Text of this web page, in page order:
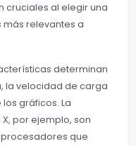
cruciales al elegir una
más relevantes a
determinan
la velocidad de carga
gráficos. La
X, por ejemplo, son
que